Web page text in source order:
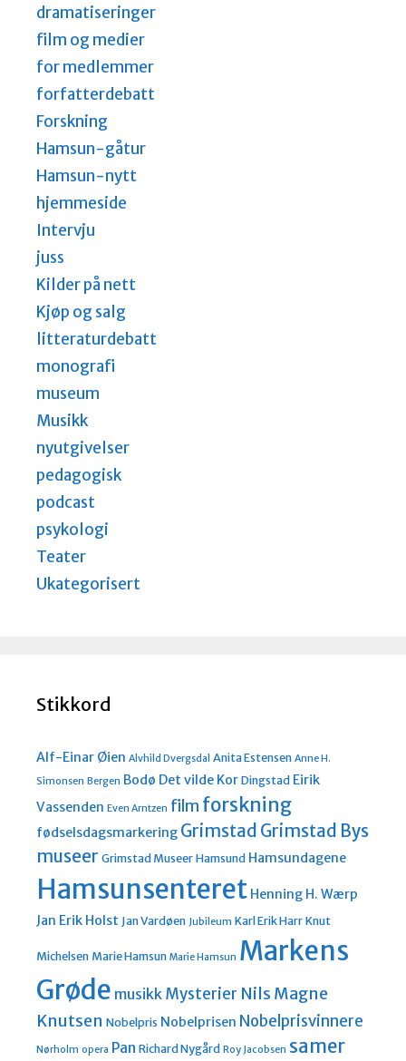
dramatiseringer
film og medier
for medlemmer
forfatterdebatt
Forskning
Hamsun-gåtur
Hamsun-nytt
hjemmeside
Intervju
juss
Kilder på nett
Kjøp og salg
litteraturdebatt
monografi
museum
Musikk
nyutgivelser
pedagogisk
podcast
psykologi
Teater
Ukategorisert
Stikkord
Alf-Einar Øien Alvhild Dvergsdal Anita Estensen Anne H.
Simonsen Bergen Bodø Det vilde Kor Dingstad Eirik
Vassenden Even Arntzen film forskning
fødselsdagsmarkering Grimstad Grimstad Bys
museer Grimstad Museer Hamsund Hamsundagene
Hamsunsenteret Henning H. Wærp
Jan Erik Holst Jan Vardøen Jubileum Karl Erik Harr Knut
Michelsen Marie Hamsun Marie Hamsun Markens
Grøde musikk Mysterier Nils Magne
Knutsen Nobelpris Nobelprisen Nobelprisvinnere
Nørholm opera Pan Richard Nygård Roy Jacobsen samer